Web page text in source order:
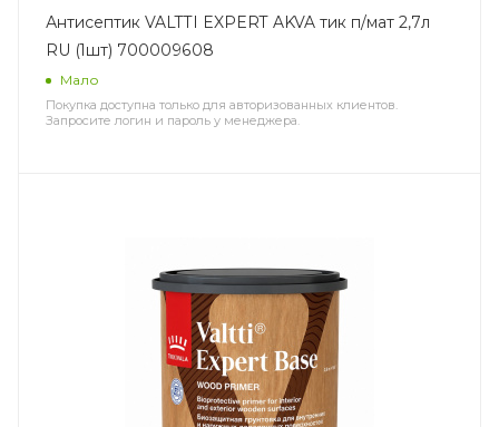
Антисептик VALTTI EXPERT AKVA тик п/мат 2,7л
RU (1шт) 700009608
Мало
Покупка доступна только для авторизованных клиентов.
Запросите логин и пароль у менеджера.